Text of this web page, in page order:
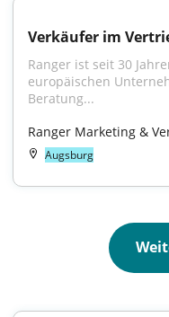
Verkäufer im
Ranger ist seit 30
europäischen
Beratung...
Ranger Marketing &
Augsburg